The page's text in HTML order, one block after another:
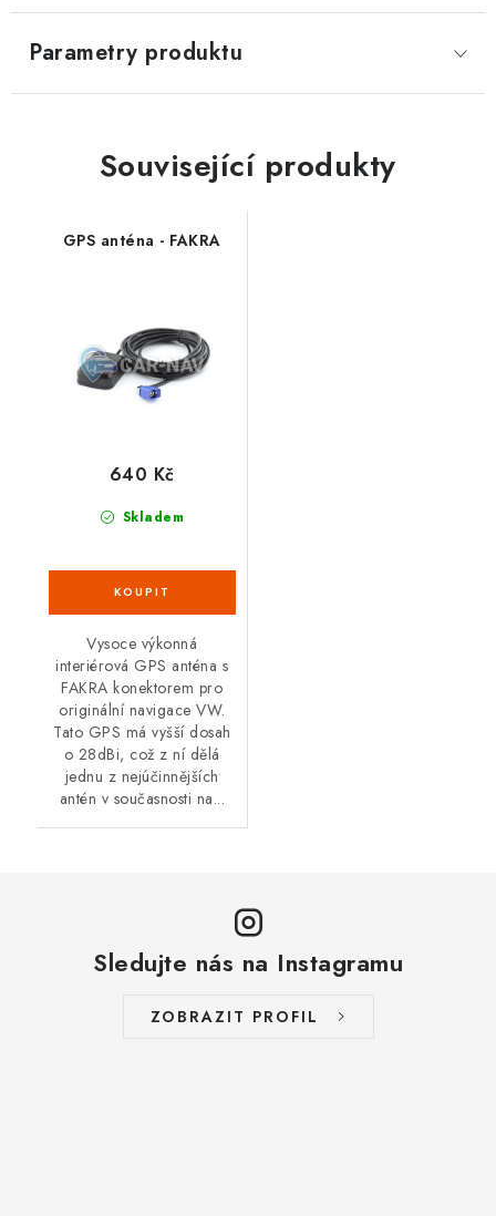
Parametry produktu
Související produkty
GPS anténa - FAKRA
Skladem
640 Kč
Vysoce výkonná
interiérová GPS anténa s
FAKRA konektorem pro
originální navigace VW.
Tato GPS má vyšší dosah
o 28dBi, což z ní dělá
jednu z nejúčinnějších
antén v současnosti na...
Sledujte nás na Instagramu
ZOBRAZIT PROFIL